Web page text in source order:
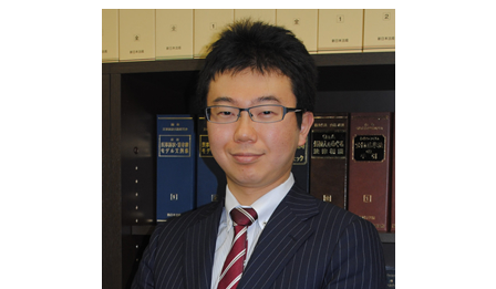
相続登記
相続 売却 税金
相続 相談 目黒区
不当利得返還 意味
不当利得返還 相続
相続 委任状
相続 相談 品川区
相続 受け取らない
不動産相続 売却 節税
不動産相続 節税方法
生活保護 不動産相続
分割方法 不動産
不動産相続 税金対策
相続 不動産 名義変更
不動産相続登記 費用
不動産相続 共有名義
遺産 受け取り方
遺産 分け方 兄弟